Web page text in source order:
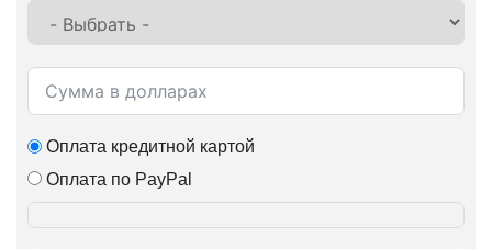
Оплата кредитной картой
Оплата по PayPal